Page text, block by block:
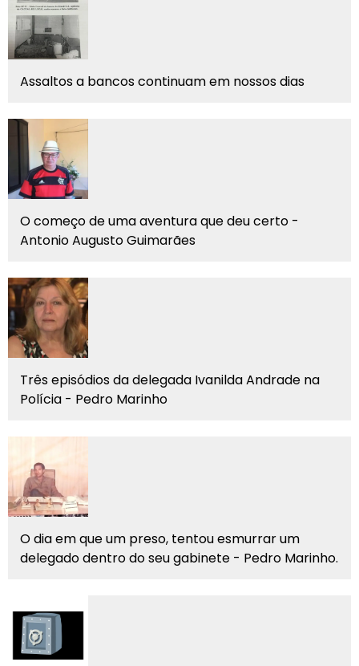
Assaltos a bancos continuam em nossos dias
O começo de uma aventura que deu certo -
Antonio Augusto Guimarães
Três episódios da delegada Ivanilda Andrade na
Polícia - Pedro Marinho
O dia em que um preso, tentou esmurrar um
delegado dentro do seu gabinete - Pedro Marinho.